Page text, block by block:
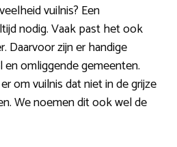
vuilnis? Een
nodig. Vaak past het ook
Daarvoor zijn er handige
omliggende gemeenten.
om vuilnis dat niet in de grijze
We noemen dit ook wel de